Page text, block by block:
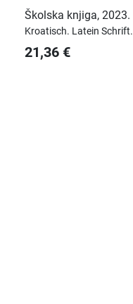
Školska knjiga,2023.
Kroatisch. Latein Schrift.
21,36 €